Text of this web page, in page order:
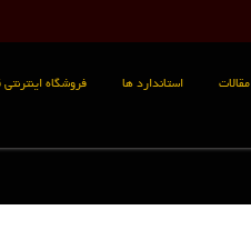
مقالات استاندارد ها فروشگاه اینترنتی